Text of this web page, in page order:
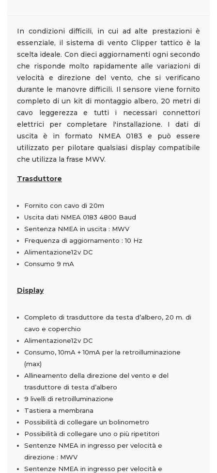
In condizioni difficili, in cui ad alte prestazioni è
essenziale, il sistema di vento Clipper tattico è la
scelta ideale. Con dieci aggiornamenti ogni secondo
che risponde molto rapidamente alle variazioni di
velocità
e direzione del vento, che si verificano
durante le manovre difficili. Il sensore viene fornito
completo di un kit di montaggio albero, 20 metri di
cavo
leggerezza e tutti i necessari
connettori
elettrici
per completare l'installazione. I dati di
uscita
è in formato NMEA 0183
e può essere
utilizzato per pilotare qualsiasi display compatibile
che utilizza la frase MWV.
Trasduttore
Fornito con cavo di 20m
Uscita dati NMEA 0183 4800 Baud
Sentenza NMEA in uscita : MWV
Frequenza di aggiornamento : 10 Hz
Alimentazione12v DC
Consumo 9 mA
Display
Completo di trasduttore da testa d’albero, 20 m. di
cavo e coperchio
Alimentazione12v DC
Consumo, 10mA + 10mA per la retroilluminazione
(max)
Allineamento della direzione del vento e del
trasduttore di testa d’albero
9 livelli di retroilluminazione
Tastiera a membrana
Possibilità di collegare un bolinometro
Possibilità di collegare uno o più ripetitori
Sentenze NMEA in ingresso per velocità e
direzione : MWV
Sentenze NMEA in ingresso per velocità e